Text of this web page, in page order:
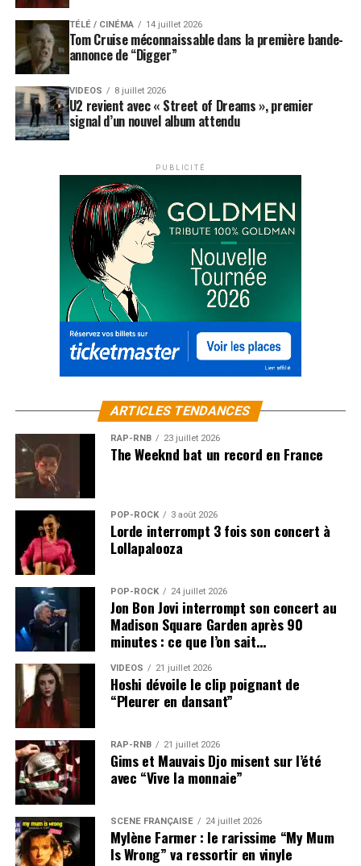
TÉLÉ / CINÉMA 14 juillet 2026
Tom Cruise méconnaissable dans la première bande-
annonce de “Digger”
VIDEOS 8 juillet 2026
U2 revient avec « Street of Dreams », premier
signal d’un nouvel album attendu
PUBLICITÉ
ARTICLES TENDANCES
RAP-RNB 23 juillet 2026
The Weeknd bat un record en France
POP-ROCK 3 août 2026
Lorde interrompt 3 fois son concert à
Lollapalooza
POP-ROCK 24 juillet 2026
Jon Bon Jovi interrompt son concert au
Madison Square Garden après 90
minutes : ce que l’on sait…
VIDEOS 21 juillet 2026
Hoshi dévoile le clip poignant de
“Pleurer en dansant”
RAP-RNB 21 juillet 2026
Gims et Mauvais Djo misent sur l’été
avec “Vive la monnaie”
SCÈNE FRANÇAISE 24 juillet 2026
Mylène Farmer : le rarissime “My Mum
Is Wrong” va ressortir en vinyle